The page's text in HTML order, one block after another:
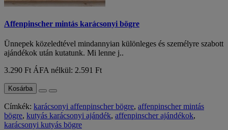
Affenpinscher mintás karácsonyi bögre
Ünnepek közeledtével mindannyian különleges és személyre szabott
ajándékok után kutatunk. Mi lenne j..
3.290 FtÁFA nélkül: 2.591 Ft
Kosárba
Címkék: karácsonyi affenpinscher bögre, affenpinscher mintás
bögre, kutyás karácsonyi ajándék, affenpinscher ajándékok,
karácsonyi kutyás bögre